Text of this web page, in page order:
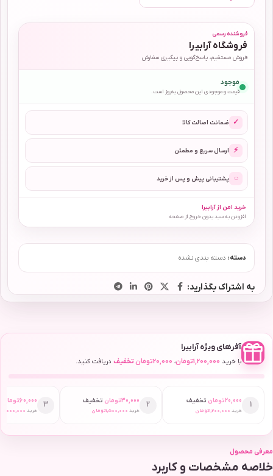
فروشنده رسمی
فروشگاه آرابیرا
فروش مستقیم، پاسخ‌گویی و پیگیری سفارش
موجود
قیمت و موجودی این محصول به‌روز است.
✓ ضمانت اصالت کالا
⚡ ارسال سریع و مطمئن
◌ پشتیبانی پیش و پس از خرید
خرید امن از آرابیرا
افزودن به سبد بدون خروج از صفحه
دسته: دسته بندی نشده
به اشتراک بگذارید:
آفرهای ویژه آرابیرا
با خرید 1,200,000تومان، 20,000تومان تخفیف دریافت کنید.
1
20,000تومان تخفیف
خرید 1,200,000تومان
2
30,000تومان تخفیف
خرید 1,500,000تومان
3
60,000تومان
خرید 2,000,000
معرفی محصول
خلاصه مشخصات و کاربرد